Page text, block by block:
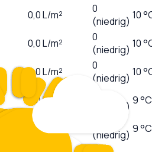
0,0L/m²
0
(niedrig) 10
0,0L/m²
0
(niedrig) 10
0,0L/m²
0
(niedrig) 10
0,0L/m²
(niedrig) 9 °C
0,0L/m²
(niedrig) 9 °C